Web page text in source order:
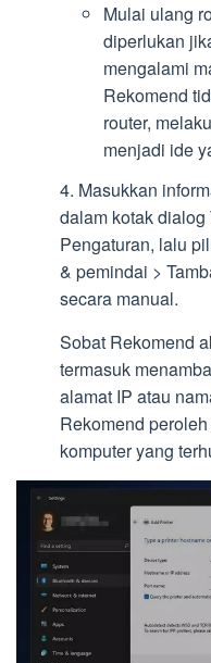
Mulai ulang
diperlukan
mengalami
Rekomend
router,
menjadi ide
4. Masukkan
dalam kotak dialog
Pengaturan, lalu
& pemindai >
secara manual.
Sobat Rekomend
termasuk
alamat IP atau
Rekomend
komputer yang